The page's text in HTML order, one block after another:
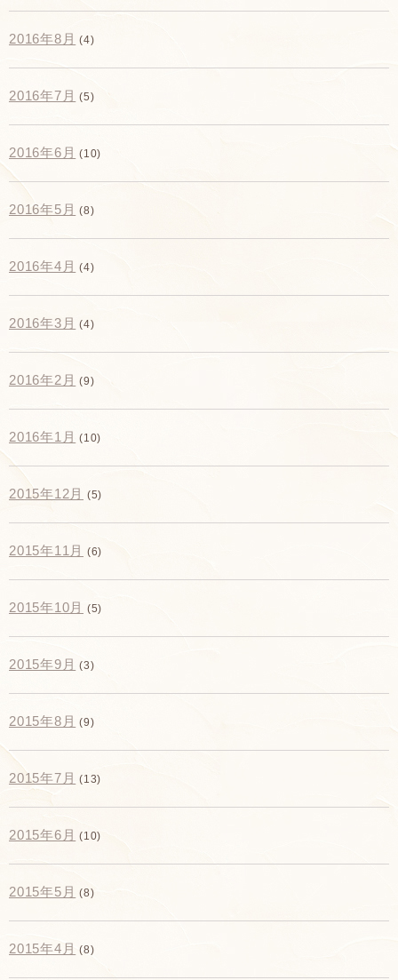
2016年8月 (4)
2016年7月 (5)
2016年6月 (10)
2016年5月 (8)
2016年4月 (4)
2016年3月 (4)
2016年2月 (9)
2016年1月 (10)
2015年12月 (5)
2015年11月 (6)
2015年10月 (5)
2015年9月 (3)
2015年8月 (9)
2015年7月 (13)
2015年6月 (10)
2015年5月 (8)
2015年4月 (8)